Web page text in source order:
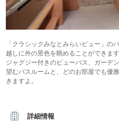
「クラシックみなとみらいビュー」の
越しに外の景色を眺めることができま
ジャグジー付きのビューバス、ガーデ
望むバスルームと、どのお部屋でも優
きますよ。
詳細情報